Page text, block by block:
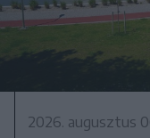
2026. augusztus